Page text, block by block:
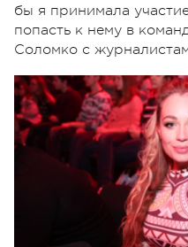
бы я принимала
попасть к нему в
Соломко с